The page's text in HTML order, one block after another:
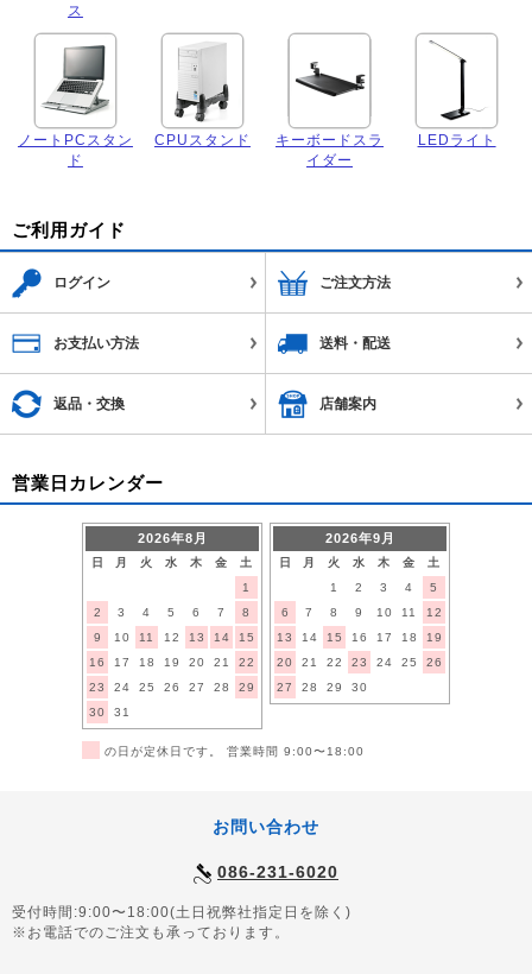
ス
ノートPCスタン
ド
CPUスタンド
キーボードスラ
イダー
LEDライト
ご利用ガイド
ログイン ご注文方法
お支払い方法 送料・配送
返品・交換 店舗案内
営業日カレンダー
2026年8月
日 月 火 水 木 金
土
1
2
3 4 5 6 7
8
9
10 11 12 13 14
15
16
17 18 19 20 21
22
23
24 25 26 27 28
29
30
31
2026年9月
日 月 火 水 木 金
土
1
2 3 4
5
6
7 8 9 10 11
12
13
14 15 16 17 18
19
20
21 22 23 24 25
26
27
28 29 30
の日が定休日です。 営業時間 9:00〜18:00
お問い合わせ
086-231-6020
受付時間:9:00〜18:00(土日祝弊社指定日を除く)
※お電話でのご注文も承っております。